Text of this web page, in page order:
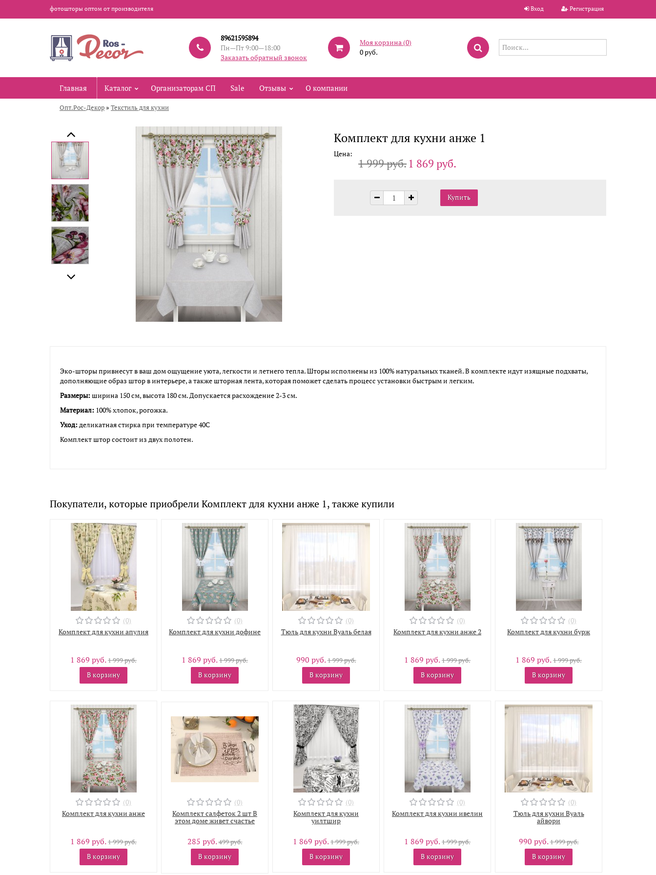
фотошторы оптом от производителя Вход Регистрация
89621595894
Пн—Пт 9:00—18:00
Заказать обратный звонок
Моя корзина (0)
0 руб.
Главная Каталог Организаторам СП Sale Отзывы О компании
Опт.Рос-Декор » Текстиль для кухни
Комплект для кухни анже 1
Цена:
1 999 руб.1 869 руб.
Эко-шторы привнесут в ваш дом ощущение уюта, легкости и летнего тепла. Шторы исполнены из 100% натуральных тканей. В комплекте идут изящные подхваты,
дополняющие образ штор в интерьере, а также шторная лента, которая поможет сделать процесс установки быстрым и легким.
Размеры: ширина 150 см, высота 180 см. Допускается расхождение 2-3 см.
Материал: 100% хлопок, рогожка.
Уход: деликатная стирка при температуре 40С
Комплект штор состоит из двух полотен.
Покупатели, которые приобрели Комплект для кухни анже 1, также купили
(0)
Комплект для кухни апулия
1 869 руб.1 999 руб.
В корзину
(0)
Комплект для кухни дофине
1 869 руб.1 999 руб.
В корзину
(0)
Тюль для кухни Вуаль белая
990 руб.1 999 руб.
В корзину
(0)
Комплект для кухни анже 2
1 869 руб.1 999 руб.
В корзину
(0)
Комплект для кухни бурж
1 869 руб.1 999 руб.
В корзину
(0)
Комплект для кухни анже
1 869 руб.1 999 руб.
В корзину
(0)
Комплект салфеток 2 шт В
этом доме живет счастье
285 руб.499 руб.
В корзину
(0)
Комплект для кухни
уилтшир
1 869 руб.1 999 руб.
В корзину
(0)
Комплект для кухни ивелин
1 869 руб.1 999 руб.
В корзину
(0)
Тюль для кухни Вуаль
айвори
990 руб.1 999 руб.
В корзину